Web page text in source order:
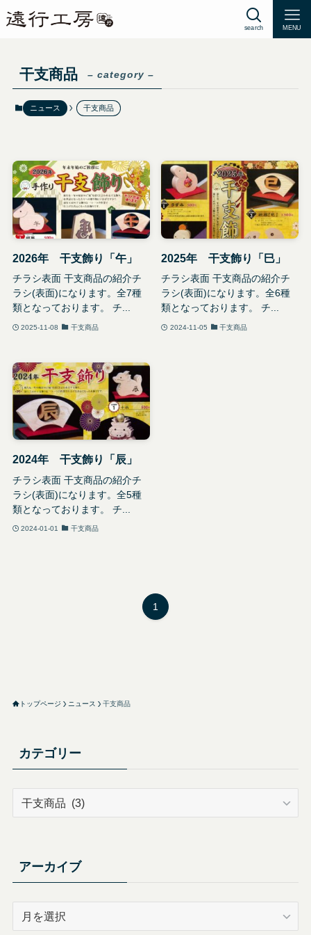
search MENU
干支商品 – category –
ニュース 干支商品
2026年 干支飾り「午」
チラシ表面 干支商品の紹介チ
ラシ(表面)になります。全7種
類となっております。 チ...
2025-11-08 干支商品
2025年 干支飾り「巳」
チラシ表面 干支商品の紹介チ
ラシ(表面)になります。全6種
類となっております。 チ...
2024-11-05 干支商品
2024年 干支飾り「辰」
チラシ表面 干支商品の紹介チ
ラシ(表面)になります。全5種
類となっております。 チ...
2024-01-01 干支商品
1
トップページ ニュース 干支商品
カテゴリー
ーアーカイブ